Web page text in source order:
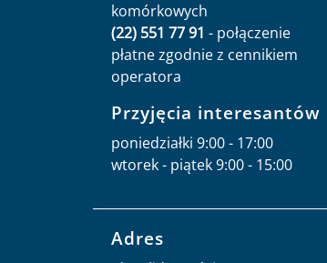
komórkowych
(22) 551 77 91 - połączenie
płatne zgodnie z cennikiem
operatora
Przyjęcia interesantów
poniedziałki 9:00 - 17:00
wtorek - piątek 9:00 - 15:00
Adres